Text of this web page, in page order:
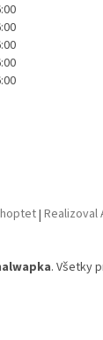
| Realizoval
. Všetky